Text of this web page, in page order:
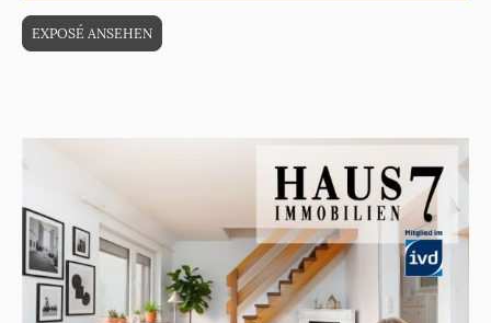
EXPOSÉ ANSEHEN